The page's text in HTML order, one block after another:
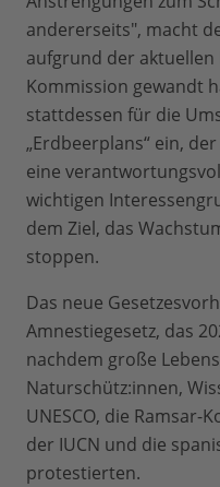
andererseits", macht
aufgrund der aktuellen
Kommission gewandt
stattdessen für die
„Erdbeerplans“ ein,
eine
wichtigen
dem Ziel, das
stoppen.
Das neue
Amnestiegesetz, das
nachdem große
Naturschütz:innen,
UNESCO, die Ramsar-
der IUCN und die
protestierten.